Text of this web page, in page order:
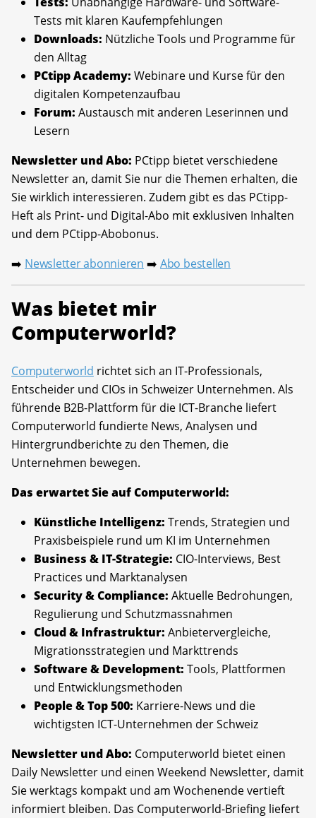
Tests mit klaren Kaufempfehlungen
Downloads: Nützliche Tools und Programme für
den Alltag
PCtipp Academy: Webinare und Kurse für den
digitalen Kompetenzaufbau
Forum: Austausch mit anderen Leserinnen und
Lesern
Newsletter und Abo: PCtipp bietet verschiedene
Newsletter an, damit Sie nur die Themen erhalten, die
Sie wirklich interessieren. Zudem gibt es das PCtipp-
Heft als Print- und Digital-Abo mit exklusiven Inhalten
und dem PCtipp-Abobonus.
➡️ Newsletter abonnieren ➡️ Abo bestellen
Was bietet mir
Computerworld?
Computerworld richtet sich an IT-Professionals,
Entscheider und CIOs in Schweizer Unternehmen. Als
führende B2B-Plattform für die ICT-Branche liefert
Computerworld fundierte News, Analysen und
Hintergrundberichte zu den Themen, die
Unternehmen bewegen.
Das erwartet Sie auf Computerworld:
Künstliche Intelligenz: Trends, Strategien und
Praxisbeispiele rund um KI im Unternehmen
Business & IT-Strategie: CIO-Interviews, Best
Practices und Marktanalysen
Security & Compliance: Aktuelle Bedrohungen,
Regulierung und Schutzmassnahmen
Cloud & Infrastruktur: Anbietervergleiche,
Migrationsstrategien und Markttrends
Software & Development: Tools, Plattformen
und Entwicklungsmethoden
People & Top 500: Karriere-News und die
wichtigsten ICT-Unternehmen der Schweiz
Newsletter und Abo: Computerworld bietet einen
Daily Newsletter und einen Weekend Newsletter, damit
Sie werktags kompakt und am Wochenende vertieft
informiert bleiben. Das Computerworld-Briefing liefert